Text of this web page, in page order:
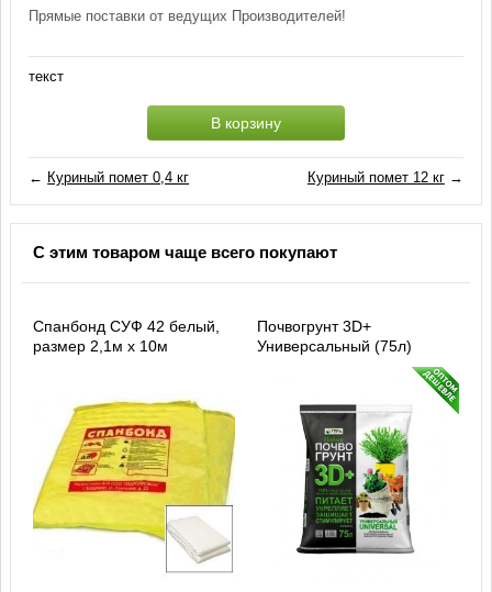
Прямые поставки от ведущих Производителей!
текст
В корзину
← Куриный помет 0,4 кг Куриный помет 12 кг→
С этим товаром чаще всего покупают
Спанбонд СУФ 42 белый,
размер 2,1м х 10м
Почвогрунт 3D+
Универсальный (75л)